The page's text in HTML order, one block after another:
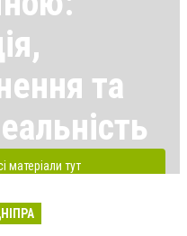
та
матеріали тут